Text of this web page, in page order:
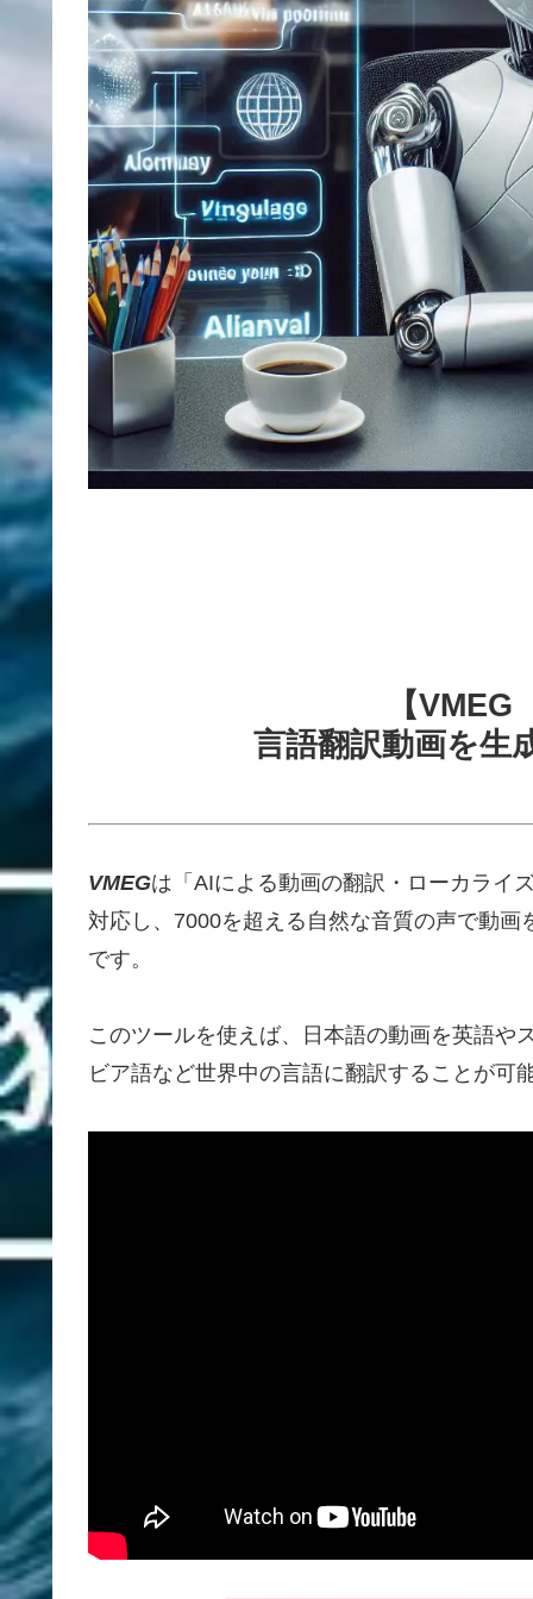
【
言語翻訳動画を生
VMEGは「AIによる動画の翻訳・ローカライ
対応し、7000を超える自然な音質の声で動
です。
このツールを使えば、日本語の動画を英語や
ビア語など世界中の言語に翻訳することが可